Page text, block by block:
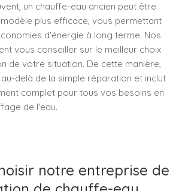
un chauffe-eau ancien peut être
plus efficace, vous permettant
d'énergie à long terme. Nos
vous conseiller sur le meilleur choix
de votre situation. De cette manière,
delà de la simple réparation et inclut
complet pour tous vos besoins en
de l'eau.
notre entreprise de